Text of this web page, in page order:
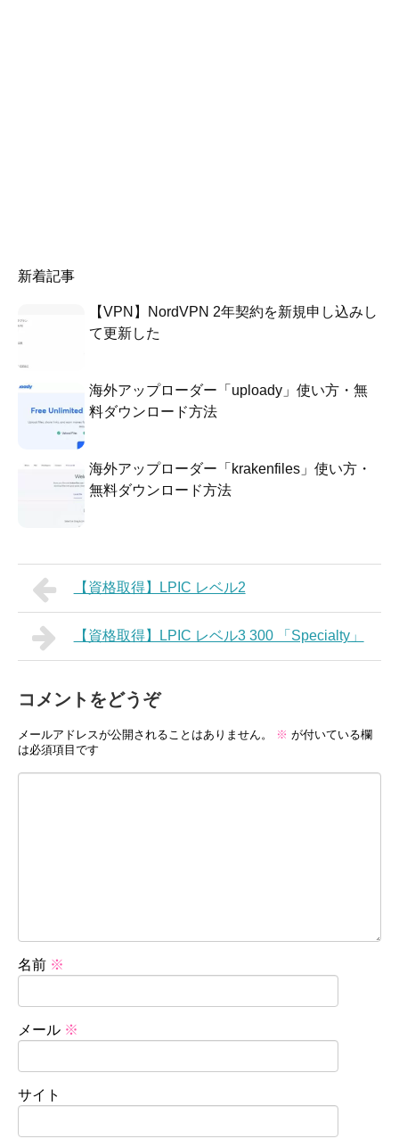
新着記事
【VPN】NordVPN 2年契約を新規申し込みし
て更新した
海外アップローダー「uploady」使い方・無
料ダウンロード方法
海外アップローダー「krakenfiles」使い方・
無料ダウンロード方法
【資格取得】LPIC レベル2
【資格取得】LPIC レベル3 300 「Specialty」
コメントをどうぞ
メールアドレスが公開されることはありません。 ※ が付いている欄
は必須項目です
名前 ※
メール ※
サイト